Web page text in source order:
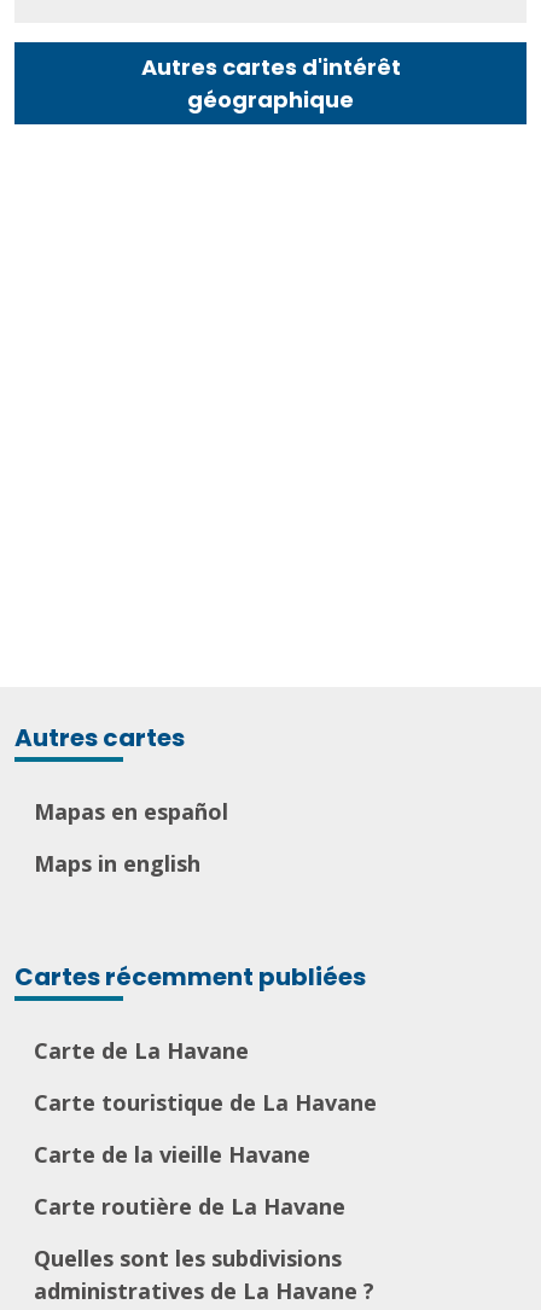
Autres cartes d'intérêt
géographique
Autres cartes
Mapas en español
Maps in english
Cartes récemment publiées
Carte de La Havane
Carte touristique de La Havane
Carte de la vieille Havane
Carte routière de La Havane
Quelles sont les subdivisions
administratives de La Havane ?